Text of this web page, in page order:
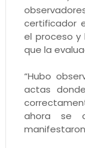
certificador
el proceso
que la
“Hubo
actas
ahora se